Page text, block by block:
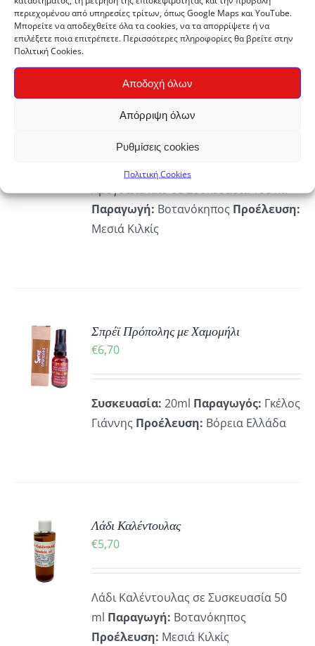
περιεχομένου από υπηρεσίες τρίτων, όπως Google Maps και YouTube.
Μπορείτε να αποδεχθείτε όλα τα cookies, να τα απορρίψετε ή να
επιλέξετε ποια επιτρέπετε. Περισσότερες πληροφορίες θα βρείτε στην
Πολιτική Cookies.
Αποδοχή όλων
Απόρριψη όλων
Ρυθμίσεις cookies
Πολιτική Cookies
Μεσιά Κιλκίς
Αμυγδαλέλαιο
Αμυγδαλέλαιο σε Συσκευασία 100 ml
Παραγωγή: Βοτανόκηπος Προέλευση:
Μεσιά Κιλκίς
Σπρέϊ Πρόπολης με Χαμομήλι
€6,70
Συσκευασία: 20ml Παραγωγός: Γκέλος
Γιάννης Προέλευση: Βόρεια Ελλάδα
Λάδι Καλέντουλας
€5,70
Λάδι Καλέντουλας σε Συσκευασία 50
ml Παραγωγή: Βοτανόκηπος
Προέλευση: Μεσιά Κιλκίς